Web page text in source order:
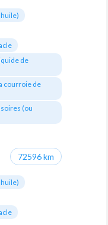
de
courroie de
(ou
72596 km